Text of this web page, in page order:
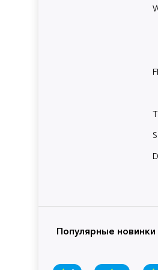
Популярные новинки